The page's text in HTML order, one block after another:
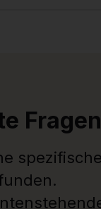
Fragen